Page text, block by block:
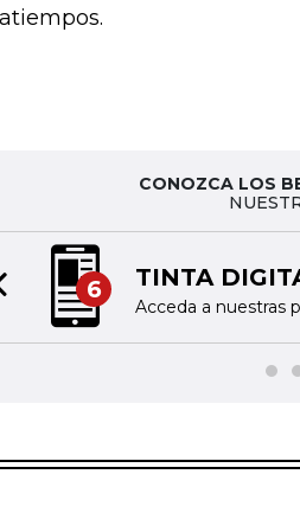
CONOZCA LOS
7
Reciba las
slide